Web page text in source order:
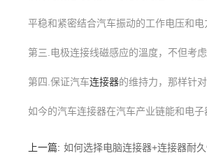
平稳和紧密结合汽车振动的工作电压和
第三.电极连接线磁感应的溫度，不但考
第四.保证汽车连接器的维持力，那样针
如今的汽车连接器在汽车产业链能和电
上一篇: 如何选择电脑连接器+连接器耐